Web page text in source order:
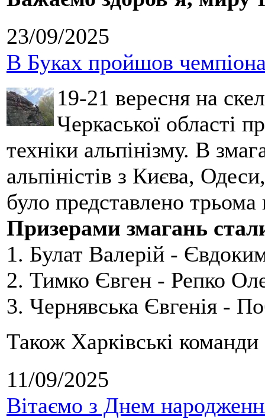
23/09/2025
В Буках пройшов
19-21 вересня на
Черкаської області
техніки альпінізму. В
альпіністів з Києва,
було представлено
Призерами змагань
1. Булат Валерій -
2. Тимко Євген - Репко
3. Чернявська Євгенія -
Також Харківські
11/09/2025
Вітаємо з Днем